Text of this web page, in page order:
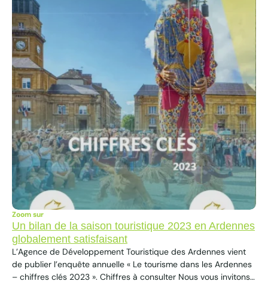
Un bilan de la saison touristique 2023 en Ardennes
globalement satisfaisant
Zoom sur
L’Agence de Développement Touristique des Ardennes vient
de publier l’enquête annuelle « Le tourisme dans les Ardennes
– chiffres clés 2023 ». Chiffres à consulter Nous vous invitons